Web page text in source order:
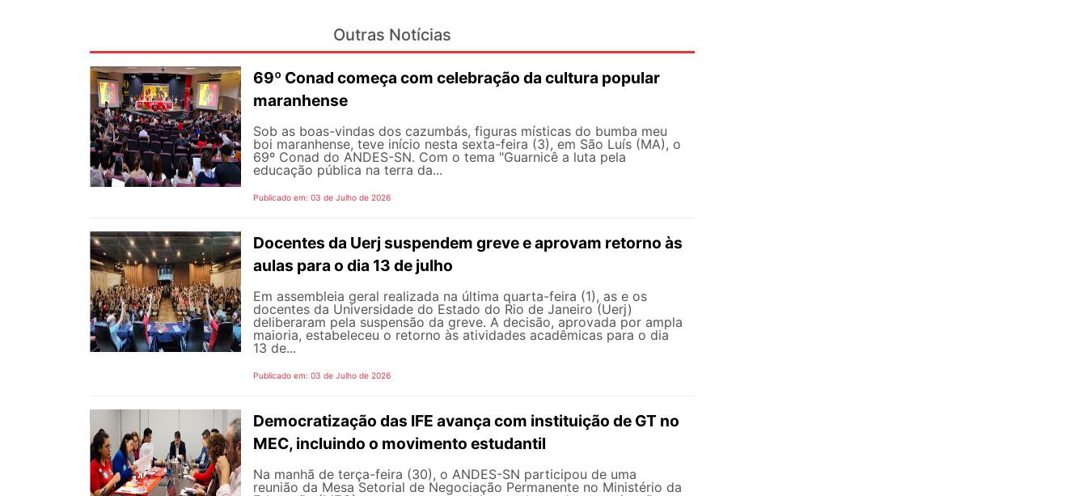
Outras Notícias
69º Conad começa com celebração da cultura popular
maranhense
Sob as boas-vindas dos cazumbás, figuras místicas do bumba meu
boi maranhense, teve início nesta sexta-feira (3), em São Luís (MA), o
69º Conad do ANDES-SN. Com o tema "Guarnicê a luta pela
educação pública na terra da...
Publicado em: 03 de Julho de 2026
Docentes da Uerj suspendem greve e aprovam retorno às
aulas para o dia 13 de julho
Em assembleia geral realizada na última quarta-feira (1), as e os
docentes da Universidade do Estado do Rio de Janeiro (Uerj)
deliberaram pela suspensão da greve. A decisão, aprovada por ampla
maioria, estabeleceu o retorno às atividades acadêmicas para o dia
13 de...
Publicado em: 03 de Julho de 2026
Democratização das IFE avança com instituição de GT no
MEC, incluindo o movimento estudantil
Na manhã de terça-feira (30), o ANDES-SN participou de uma
reunião da Mesa Setorial de Negociação Permanente no Ministério da